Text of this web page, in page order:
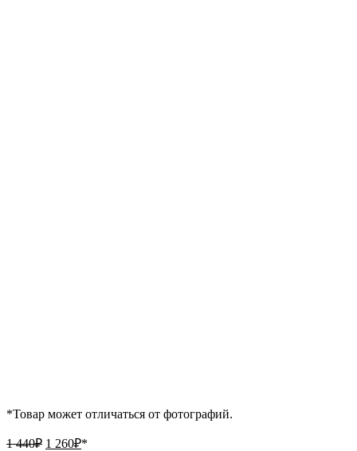
*Товар может отличаться от фотографий.
1 440₽ Первоначальная
1 260₽Текущая
*